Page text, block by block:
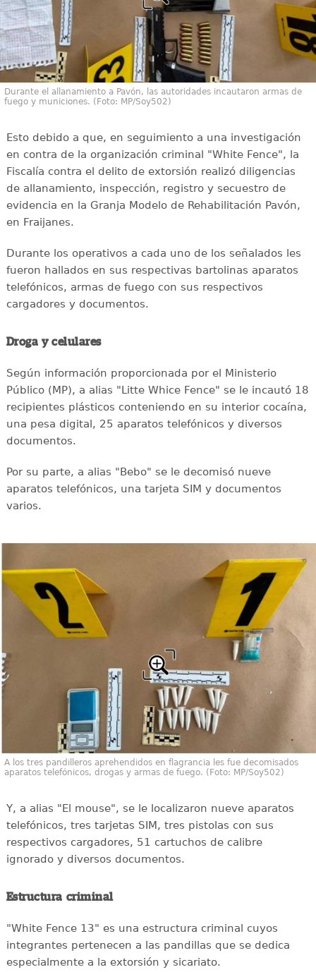
Durante el allanamiento a Pavón, las autoridades incautaron armas de
fuego y municiones. (Foto: MP/Soy502)
Esto debido a que, en seguimiento a una investigación
en contra de la organización criminal "White Fence", la
Fiscalía contra el delito de extorsión realizó diligencias
de allanamiento, inspección, registro y secuestro de
evidencia en la Granja Modelo de Rehabilitación Pavón,
en Fraijanes.
Durante los operativos a cada uno de los señalados les
fueron hallados en sus respectivas bartolinas aparatos
telefónicos, armas de fuego con sus respectivos
cargadores y documentos.
Droga y celulares
Según información proporcionada por el Ministerio
Público (MP), a alias "Litte Whice Fence" se le incautó 18
recipientes plásticos conteniendo en su interior cocaína,
una pesa digital, 25 aparatos telefónicos y diversos
documentos.
Por su parte, a alias "Bebo" se le decomisó nueve
aparatos telefónicos, una tarjeta SIM y documentos
varios.
A los tres pandilleros aprehendidos en flagrancia les fue decomisados
aparatos telefónicos, drogas y armas de fuego. (Foto: MP/Soy502)
Y, a alias "El mouse", se le localizaron nueve aparatos
telefónicos, tres tarjetas SIM, tres pistolas con sus
respectivos cargadores, 51 cartuchos de calibre
ignorado y diversos documentos.
Estructura criminal
"White Fence 13" es una estructura criminal cuyos
integrantes pertenecen a las pandillas que se dedica
especialmente a la extorsión y sicariato.